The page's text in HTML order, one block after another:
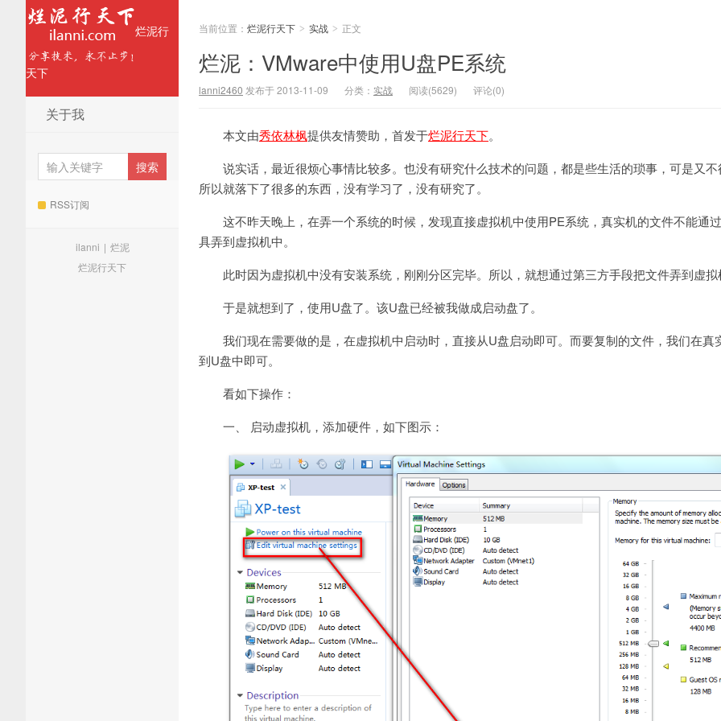
烂泥行
天下
关于我
RSS订阅
ilanni | 烂泥
烂泥行天下
当前位置： 烂泥行天下 > 实战 > 正文
烂泥：VMware中使用U盘PE系统
lanni2460 发布于 2013-11-09 分类： 实战 阅读(5629) 评论(0)
本文由秀依林枫提供友情赞助，首发于烂泥行天下。
说实话，最近很烦心事情比较多。也没有研究什么技术的问题，都是些生活的琐事，可是又
所以就落下了很多的东西，没有学习了，没有研究了。
这不昨天晚上，在弄一个系统的时候，发现直接虚拟机中使用PE系统，真实机的文件不能通
具弄到虚拟机中。
此时因为虚拟机中没有安装系统，刚刚分区完毕。所以，就想通过第三方手段把文件弄到虚
于是就想到了，使用U盘了。该U盘已经被我做成启动盘了。
我们现在需要做的是，在虚拟机中启动时，直接从U盘启动即可。而要复制的文件，我们在真
到U盘中即可。
看如下操作：
一、 启动虚拟机，添加硬件，如下图示：